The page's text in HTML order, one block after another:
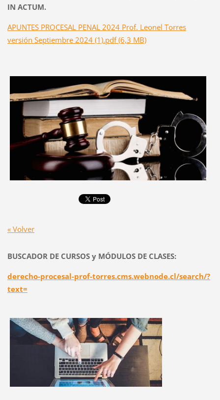
IN ACTUM.
APUNTES PROCESAL PENAL 2024 Prof. Leonel Torres
versión Septiembre 2024 (1).pdf (6,3 MB)
« Volver
BUSCADOR DE CURSOS y MÓDULOS DE CLASES:
derecho-procesal-prof-torres.cms.webnode.cl/search/?
text=